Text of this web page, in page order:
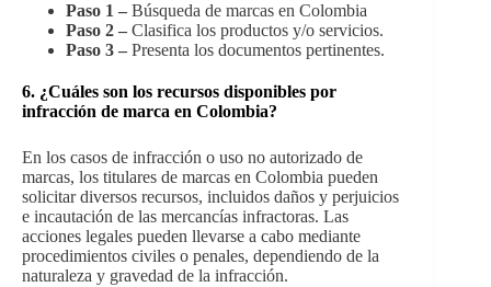
Paso 1 – Búsqueda de marcas en Colombia
Paso 2 – Clasifica los productos y/o servicios.
Paso 3 – Presenta los documentos pertinentes.
6. ¿Cuáles son los recursos disponibles por
infracción de marca en Colombia?
En los casos de infracción o uso no autorizado de
marcas, los titulares de marcas en Colombia pueden
solicitar diversos recursos, incluidos daños y perjuicios
e incautación de las mercancías infractoras. Las
acciones legales pueden llevarse a cabo mediante
procedimientos civiles o penales, dependiendo de la
naturaleza y gravedad de la infracción.